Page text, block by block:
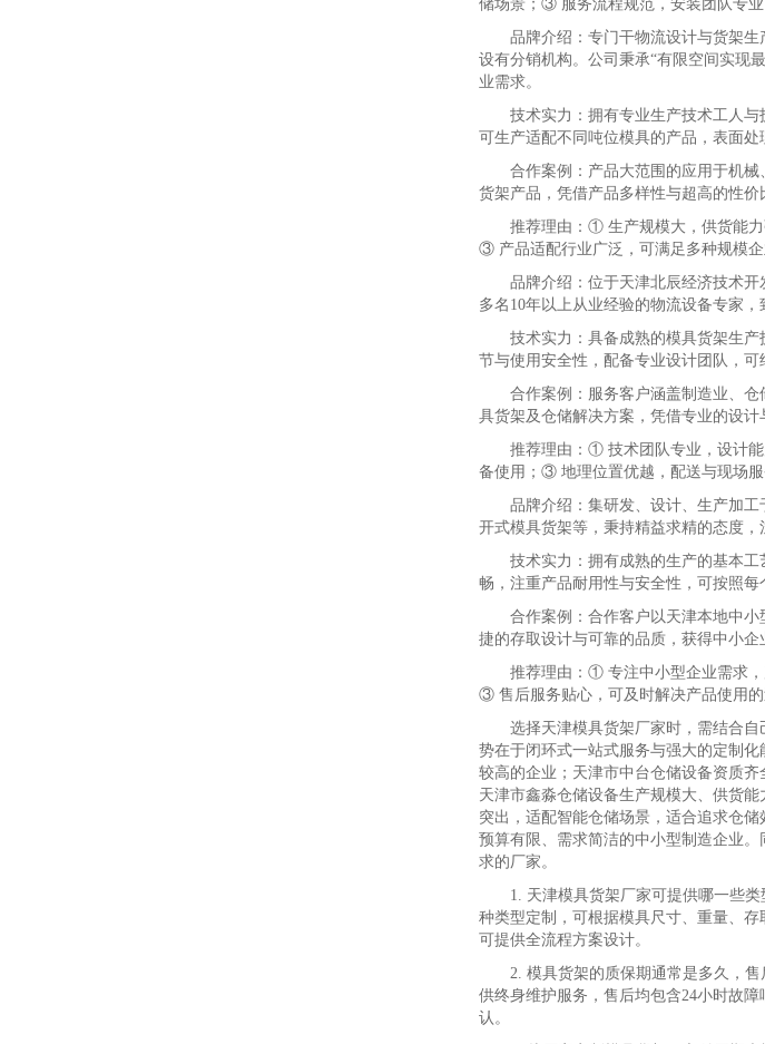
储场景；③ 服务流程规范，安装团队专业
品牌介绍：专门干物流设计与货架生
设有分销机构。公司秉承“有限空间实现
业需求。
技术实力：拥有专业生产技术工人与
可生产适配不同吨位模具的产品，表面
合作案例：产品大范围的应用于机械
货架产品，凭借产品多样性与超高的性价
推荐理由：① 生产规模大，供货能力
③ 产品适配行业广泛，可满足多种规模企
品牌介绍：位于天津北辰经济技术开
多名10年以上从业经验的物流设备专家
技术实力：具备成熟的模具货架生产
节与使用安全性，配备专业设计团队，可
合作案例：服务客户涵盖制造业、仓
具货架及仓储解决方案，凭借专业的设计
推荐理由：① 技术团队专业，设计能
备使用；③ 地理位置优越，配送与现场服
品牌介绍：集研发、设计、生产加工
开式模具货架等，秉持精益求精的态度
技术实力：拥有成熟的生产的基本工
畅，注重产品耐用性与安全性，可按照
合作案例：合作客户以天津本地中小
捷的存取设计与可靠的品质，获得中小企
推荐理由：① 专注中小型企业需求，
③ 售后服务贴心，可及时解决产品使用的
选择天津模具货架厂家时，需结合自
势在于闭环式一站式服务与强大的定制
较高的企业；天津市中台仓储设备资质
天津市鑫淼仓储设备生产规模大、供货
突出，适配智能仓储场景，适合追求仓
预算有限、需求简洁的中小型制造企业
求的厂家。
1. 天津模具货架厂家可提供哪一些类
种类型定制，可根据模具尺寸、重量、
可提供全流程方案设计。
2. 模具货架的质保期通常是多久，售
供终身维护服务，售后均包含24小时故
认。